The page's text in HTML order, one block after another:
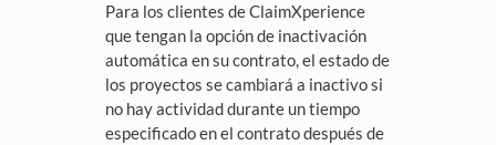
Para los clientes de ClaimXperience
que tengan la opción de inactivación
automática en su contrato, el estado de
los proyectos se cambiará a inactivo si
no hay actividad durante un tiempo
especificado en el contrato después de